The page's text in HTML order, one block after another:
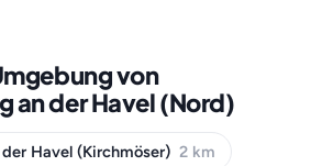
von
an der Havel (Nord)
Havel (Kirchmöser) 2 km